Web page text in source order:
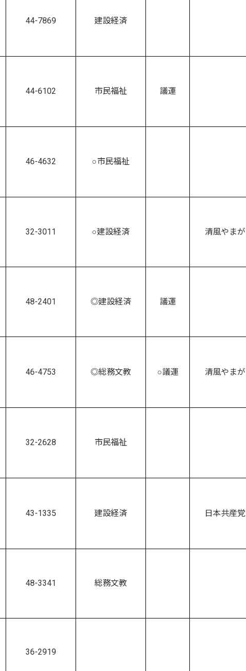
44-7869 建設経済
44-6102 市民福祉 議運
46-4632 ○市民福祉
32-3011 ○建設経済 清風やまが
48-2401 ◎建設経済 議運
46-4753 ◎総務文教 ○議運 清風やまが
32-2628 市民福祉
43-1335 建設経済 日本共産党
48-3341 総務文教
36-2919